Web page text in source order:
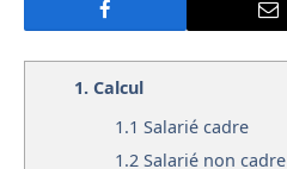
1. Calcul
1.1 Salarié cadre
1.2 Salarié non cadre